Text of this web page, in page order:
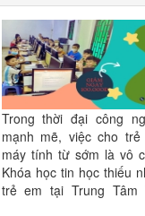
Trong thời đại công
mạnh mẽ, việc cho
máy tính từ sớm là vô
Khóa học tin học thiếu
trẻ em tại Trung Tâm